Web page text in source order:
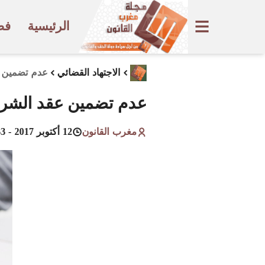
الرئيسية
الاجتهاد القضائي عدم تضمين
عدم تضمين عقد
مغرب القانون 12 أكتوبر 2017 - 14:33